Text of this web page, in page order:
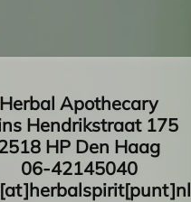
Herbal Apothecary
Hendrikstraat 175
HP Den Haag
06-42145040